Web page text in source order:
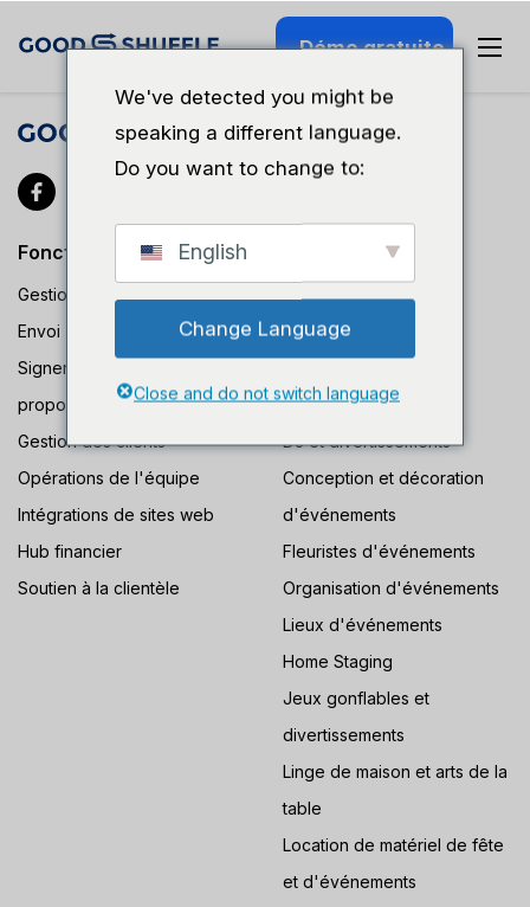
Démo gratuite
Fonctions
Gestion des stocks
Envoi
Signer et payer les
propositions
Gestion des clients
Opérations de l'équipe
Intégrations de sites web
Hub financier
Soutien à la clientèle
A/V et éclairage
d'événements
Location de casinos
DJ et divertissements
Conception et décoration
d'événements
Fleuristes d'événements
Organisation d'événements
Lieux d'événements
Home Staging
Jeux gonflables et
divertissements
Linge de maison et arts de la
table
Location de matériel de fête
et d'événements
We've detected you might be
speaking a different language.
Do you want to change to:
English
Change Language
Close and do not switch language